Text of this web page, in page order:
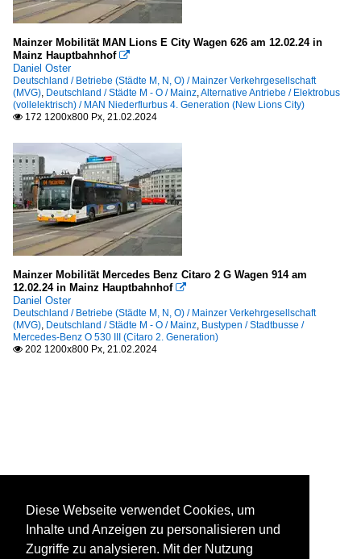
Mainzer Mobilität MAN Lions E City Wagen 626 am 12.02.24 in
Mainz Hauptbahnhof 
Daniel Oster
Deutschland / Betriebe (Städte M, N, O) / Mainzer Verkehrgesellschaft
(MVG), Deutschland / Städte M - O / Mainz,Alternative Antriebe / Elektrobus
(vollelektrisch) / MAN Niederflurbus 4. Generation (New Lions City)
 172 1200x800 Px, 21.02.2024
Mainzer Mobilität Mercedes Benz Citaro 2 G Wagen 914 am
12.02.24 in Mainz Hauptbahnhof 
Daniel Oster
Deutschland / Betriebe (Städte M, N, O) / Mainzer Verkehrgesellschaft
(MVG), Deutschland / Städte M - O / Mainz, Bustypen / Stadtbusse /
Mercedes-Benz O 530 III (Citaro 2. Generation)
 202 1200x800 Px, 21.02.2024
Diese Webseite verwendet Cookies, um
Inhalte und Anzeigen zu personalisieren und
Zugriffe zu analysieren. Mit der Nutzung